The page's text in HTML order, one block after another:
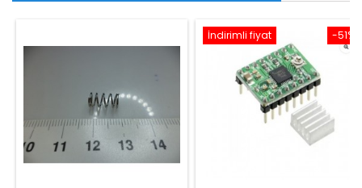
-51%
İndirimli fiyat